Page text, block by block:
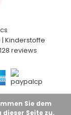
Kinderstoffe
reviews
Sie dem
Seite zu.